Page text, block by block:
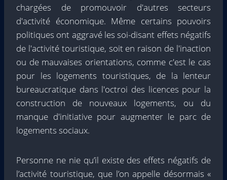
chargées de promouvoir d'autres secteurs
d'activité économique. Même certains pouvoirs
politiques ont aggravé les soi-disant effets négatifs
de l'activité touristique, soit en raison de l'inaction
ou de mauvaises orientations, comme c'est le cas
pour les logements touristiques, de la lenteur
bureaucratique dans l'octroi des licences pour la
construction de nouveaux logements, ou du
manque d'initiative pour augmenter le parc de
logements sociaux.
Personne ne nie qu’il existe des effets négatifs de
l’activité touristique, que l’on appelle désormais «